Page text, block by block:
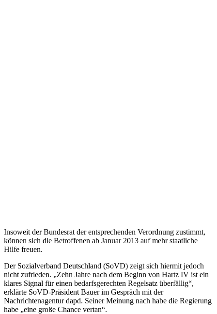
Insoweit der Bundesrat der entsprechenden Verordnung zustimmt,
können sich die Betroffenen ab Januar 2013 auf mehr staatliche
Hilfe freuen.
Der Sozialverband Deutschland (SoVD) zeigt sich hiermit jedoch
nicht zufrieden. „Zehn Jahre nach dem Beginn von Hartz IV ist ein
klares Signal für einen bedarfsgerechten Regelsatz überfällig“,
erklärte SoVD-Präsident Bauer im Gespräch mit der
Nachrichtenagentur dapd. Seiner Meinung nach habe die Regierung
habe „eine große Chance vertan“.